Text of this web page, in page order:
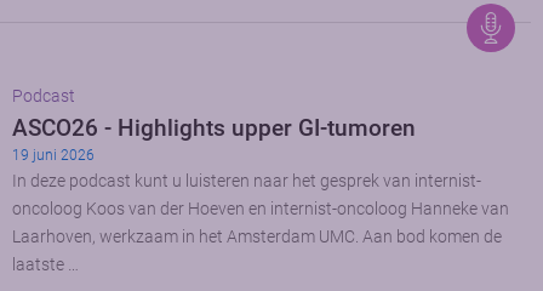
Podcast
ASCO26 - Highlights upper GI-tumoren
19 juni 2026
In deze podcast kunt u luisteren naar het gesprek van internist-
oncoloog Koos van der Hoeven en internist-oncoloog Hanneke van
Laarhoven, werkzaam in het Amsterdam UMC. Aan bod komen de
laatste …